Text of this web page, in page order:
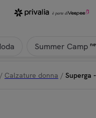
Summer Camp
/ Calzature donna / Superga